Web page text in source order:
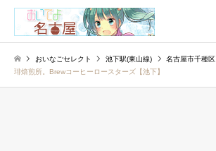
おいなごセレクト 池下駅(東山線) 名古屋市千種区
琲焙煎所。Brewコーヒーロースターズ【池下】